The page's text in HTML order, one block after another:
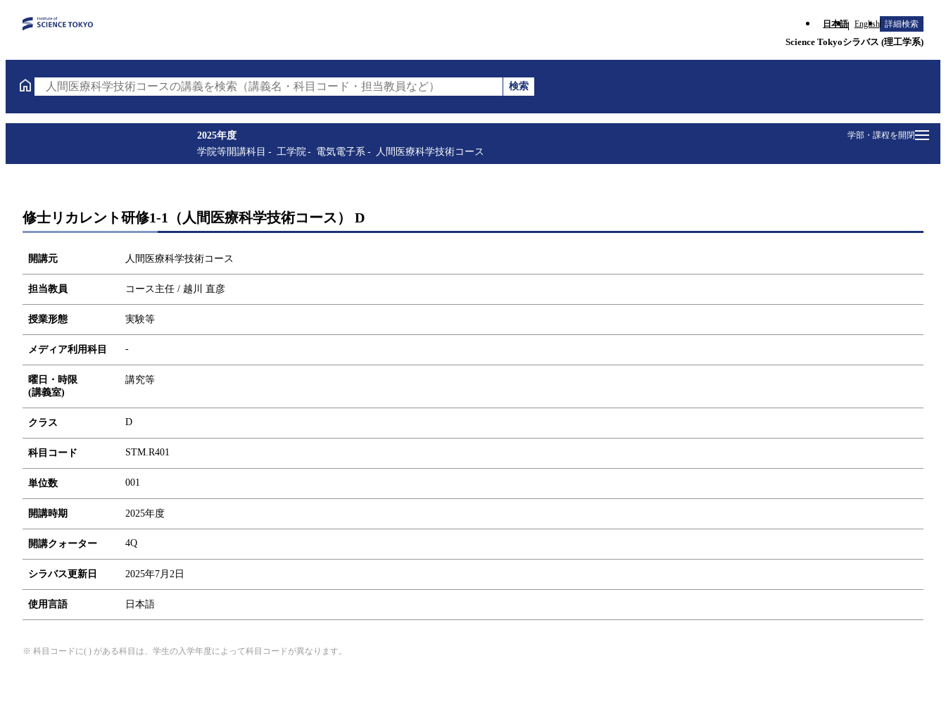
日本語 English 詳細検索
Science Tokyoシラバス (理工学系)
人間医療科学技術コースの講義を検索（講義名・科目コード・担当教員など）
検索
学部・課程を開閉
2025年度
学院等開講科目
工学院 電気電子系 人間医療科学技術コース
修士リカレント研修1-1（人間医療科学技術コース） D
開講元 人間医療科学技術コース
担当教員 コース主任 / 越川 直彦
授業形態 実験等
メディア利用科目 -
曜日・時限
(講義室)
講究等
クラス D
科目コード STM.R401
単位数 001
開講時期 2025年度
開講クォーター 4Q
シラバス更新日 2025年7月2日
使用言語 日本語
※ 科目コードに( ) がある科目は、学生の入学年度によって科目コードが異なります。